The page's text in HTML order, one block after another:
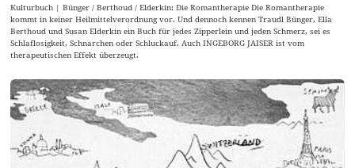
Kulturbuch | Bünger / Berthoud / Elderkin: Die Romantherapie Die Romantherapie
kommt in keiner Heilmittelverordnung vor. Und dennoch kennen Traudl Bünger, Ella
Berthoud und Susan Elderkin ein Buch für jedes Zipperlein und jeden Schmerz, sei es
Schlaflosigkeit, Schnarchen oder Schluckauf. Auch INGEBORG JAISER ist vom
therapeutischen Effekt überzeugt.